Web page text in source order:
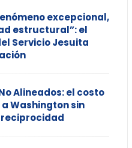
excepcional,
estructural”: el
Servicio Jesuita
Alineados: el costo
Washington sin